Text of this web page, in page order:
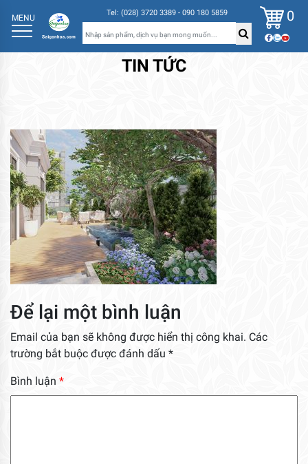
MENU Tel: (028) 3720 3389 - 090 180 5859 0
TIN TỨC
Để lại một bình luận
Email của bạn sẽ không được hiển thị công khai. Các
trường bắt buộc được đánh dấu *
Bình luận *